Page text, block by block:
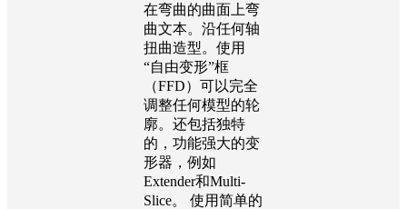
在弯曲的曲面上弯
曲文本。沿任何轴
扭曲造型。使用
“自由变形”框
（FFD）可以完全
调整任何模型的轮
廓。还包括独特
的，功能强大的变
形器，例如
Extender和Multi-
Slice。 使用简单的